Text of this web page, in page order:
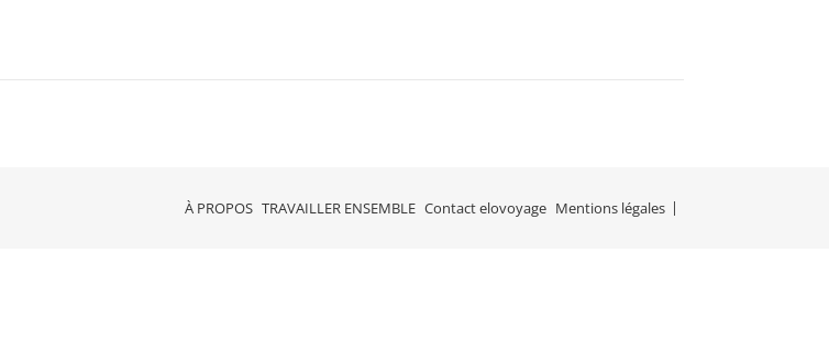
À PROPOS TRAVAILLER ENSEMBLE Contact elovoyage Mentions légales